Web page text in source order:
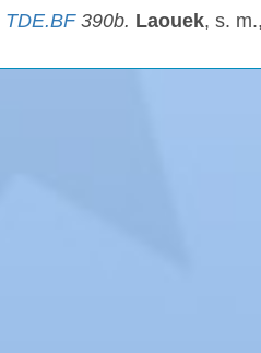
TDE.BF390b. Laouek, s.